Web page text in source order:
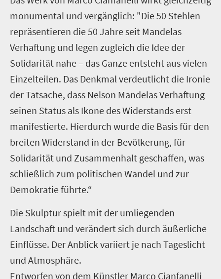
monumental und vergänglich: "Die 50 Stehlen
repräsentieren die 50 Jahre seit Mandelas
Verhaftung und legen zugleich die Idee der
Solidarität nahe – das Ganze entsteht aus vielen
Einzelteilen. Das Denkmal verdeutlicht die Ironie
der Tatsache, dass Nelson Mandelas Verhaftung
seinen Status als Ikone des Widerstands erst
manifestierte. Hierdurch wurde die Basis für den
breiten Widerstand in der Bevölkerung, für
Solidarität und Zusammenhalt geschaffen, was
schließlich zum politischen Wandel und zur
Demokratie führte.“
Die Skulptur spielt mit der umliegenden
Landschaft und verändert sich durch äußerliche
Einflüsse. Der Anblick variiert je nach Tageslicht
und Atmosphäre.
Entworfen von dem Künstler Marco Cianfanelli